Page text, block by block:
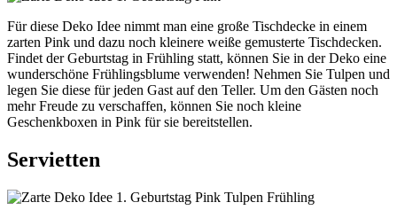
Für diese Deko Idee nimmt man eine große Tischdecke in einem
zarten Pink und dazu noch kleinere weiße gemusterte Tischdecken.
Findet der Geburtstag in Frühling statt, können Sie in der Deko eine
wunderschöne Frühlingsblume verwenden! Nehmen Sie Tulpen und
legen Sie diese für jeden Gast auf den Teller. Um den Gästen noch
mehr Freude zu verschaffen, können Sie noch kleine
Geschenkboxen in Pink für sie bereitstellen.
Servietten